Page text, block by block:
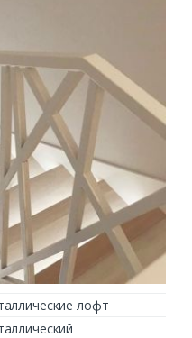
лофт